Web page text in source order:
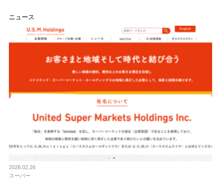
ニュース
2026.02.26
スーパー